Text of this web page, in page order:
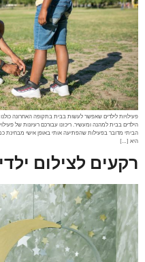
פעילויות לילדים שאפשר לעשות בבית בתקופה האחרונה
הביתי מדובר בפעילות שהפתיעה אותי באופן אישי
היא […]
רקעים לצילום